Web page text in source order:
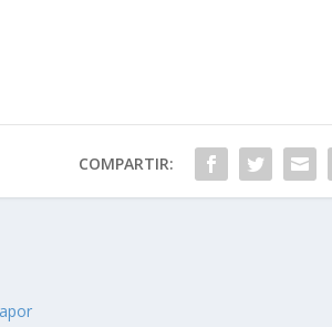
COMPARTIR: